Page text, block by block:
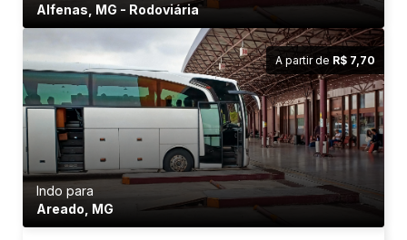
Alfenas, MG - Rodoviária
A partir de R$ 7,70
Indo para
Areado, MG